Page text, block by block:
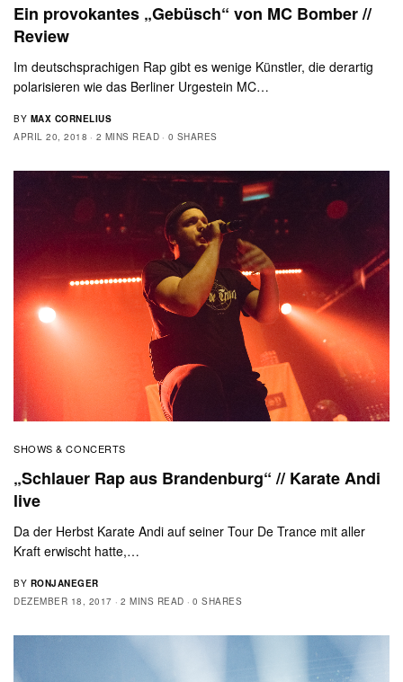
Ein provokantes „Gebüsch“ von MC Bomber //
Review
Im deutschsprachigen Rap gibt es wenige Künstler, die derartig
polarisieren wie das Berliner Urgestein MC…
BY MAX CORNELIUS
APRIL 20, 2018
2 MINS READ 0 SHARES
SHOWS & CONCERTS
„Schlauer Rap aus Brandenburg“ // Karate Andi
live
Da der Herbst Karate Andi auf seiner Tour De Trance mit aller
Kraft erwischt hatte,…
BY RONJANEGER
DEZEMBER 18, 2017
2 MINS READ 0 SHARES